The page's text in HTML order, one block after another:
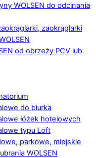
WOLSEN do odcinania
zaokrąglarki
od obrzeży PCV lub
do biurka
łóżek hotelowych
typu Loft
parkowe, miejskie
WOLSEN